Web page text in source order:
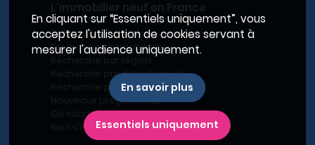
Le BRS dans la Métropole de Lyon
Promoteurs immobiliers
Recherche par département
Recherche par ville
Nouveaux programmes
Où habiter à Marseille ?
Bien s'installer
En cliquant sur “Essentiels uniquement”, vous
acceptez l'utilisation de cookies servant à
mesurer l'audience uniquement.
En savoir plus
Essentiels uniquement